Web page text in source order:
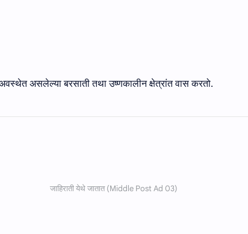
असलेल्या बरसाती तथा उष्णकालीन क्षेत्रांत वास करतो.